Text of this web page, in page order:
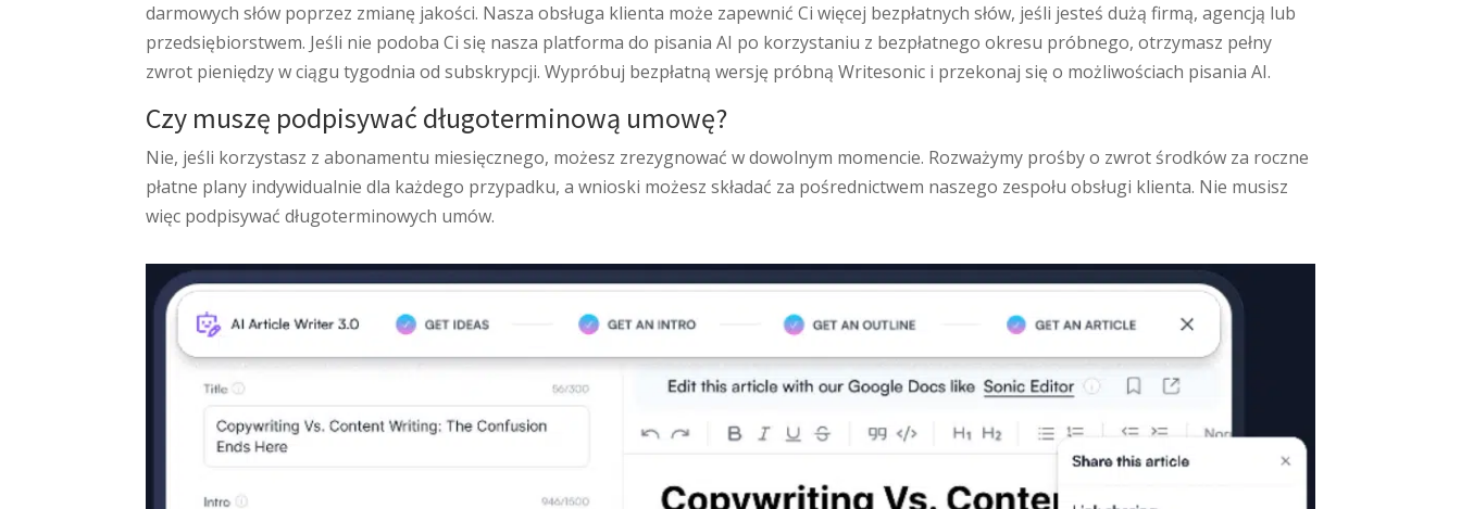
darmowych słów poprzez zmianę jakości. Nasza obsługa klienta może zapewnić Ci więcej bezpłatnych słów, jeśli jesteś dużą firmą, agencją lub
przedsiębiorstwem. Jeśli nie podoba Ci się nasza platforma do pisania AI po korzystaniu z bezpłatnego okresu próbnego, otrzymasz pełny
zwrot pieniędzy w ciągu tygodnia od subskrypcji. Wypróbuj bezpłatną wersję próbną Writesonic i przekonaj się o możliwościach pisania AI.
Czy muszę podpisywać długoterminową umowę?
Nie, jeśli korzystasz z abonamentu miesięcznego, możesz zrezygnować w dowolnym momencie. Rozważymy prośby o zwrot środków za roczne
płatne plany indywidualnie dla każdego przypadku, a wnioski możesz składać za pośrednictwem naszego zespołu obsługi klienta. Nie musisz
więc podpisywać długoterminowych umów.